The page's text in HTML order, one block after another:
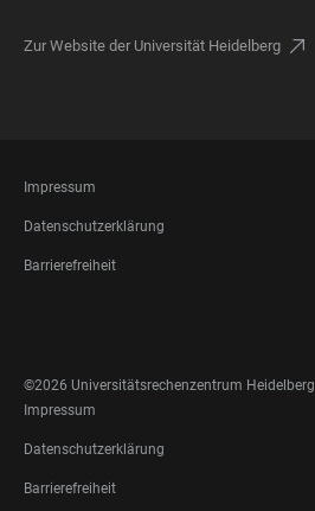
Zur Website der Universität Heidelberg
FOOTER
LEGAL
Impressum
Datenschutzerklärung
Barrierefreiheit
MEDIA
©2026 Universitätsrechenzentrum Heidelberg
FOOTER
LEGAL
Impressum
Datenschutzerklärung
Barrierefreiheit